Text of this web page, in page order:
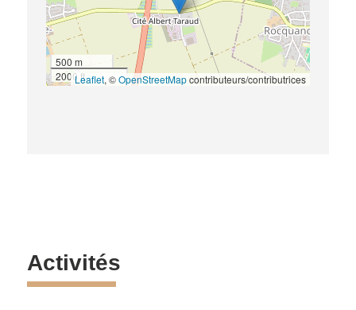
500 m
2000 ftLeaflet, ©OpenStreetMapcontributeurs/contributrices
Activités